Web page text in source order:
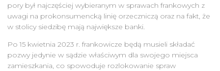
pory był najczęściej wybieranym w sprawach frankowych z
uwagi na prokonsumencką linię orzeczniczą oraz na fakt, że
w stolicy siedzibę mają największe banki.
Po 15 kwietnia 2023 r. frankowicze będą musieli składać
pozwy jedynie w sądzie właściwym dla swojego miejsca
zamieszkania, co spowoduje rozlokowanie spraw